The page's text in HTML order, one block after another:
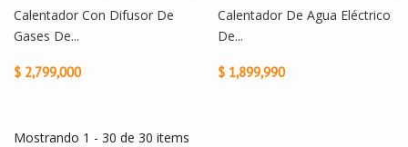
Calentador Con Difusor De
Gases De...
$ 2,799,000
Calentador De Agua Eléctrico
De...
$ 1,899,990
Mostrando 1 - 30 de 30 items